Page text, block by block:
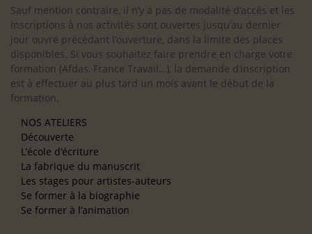
Sauf mention contraire, il n’y a pas de modalité d’accès et les
inscriptions à nos activités sont ouvertes jusqu’au dernier
jour ouvré précédant l’ouverture, dans la limite des places
disponibles. Si vous souhaitez faire prendre en charge votre
formation (Afdas, France Travail…), la demande d’inscription
est à effectuer au plus tard un mois avant le début de la
formation.
NOS ATELIERS
Découverte
L’école d’écriture
La fabrique du manuscrit
Les stages pour artistes-auteurs
Se former à la biographie
Se former à l’animation